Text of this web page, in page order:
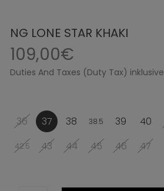
NG LONE STAR KHAKI
109,00€
Duties And Taxes (Duty Tax) inklusive
36 37 38 38.5 39 40
42.5 43 44 45 46 47